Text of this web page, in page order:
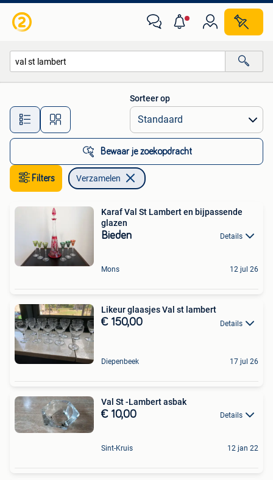
Alle afstanden…
Sorteer op
Bewaar je zoekopdracht
Filters Verzamelen
Karaf Val St Lambert en bijpassende
glazen
Bieden Details
Mons 12 jul 26
Likeur glaasjes Val st lambert
€ 150,00 Details
Diepenbeek 17 jul 26
Val St -Lambert asbak
€ 10,00 Details
Sint-Kruis 12 jan 22